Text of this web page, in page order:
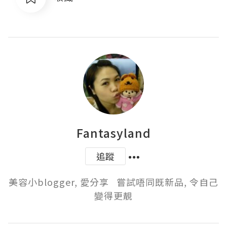
Fantasyland
追蹤
美容小blogger, 愛分享   嘗試唔同既新品, 令自己
變得更靚